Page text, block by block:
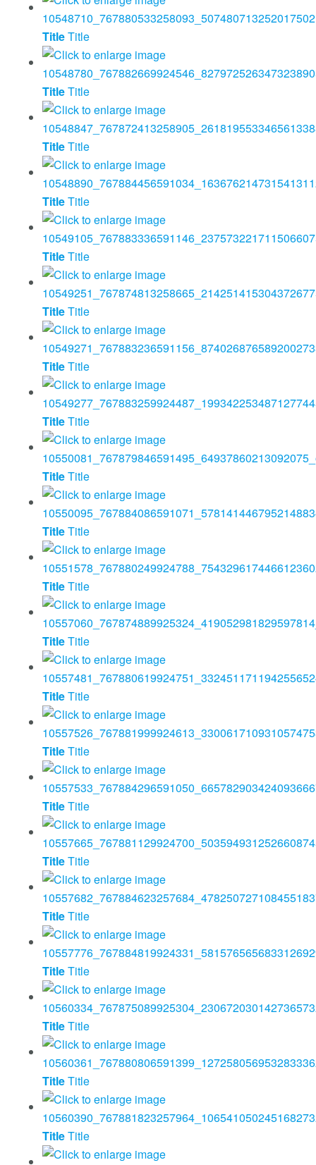
TitleTitle
TitleTitle
TitleTitle
TitleTitle
TitleTitle
TitleTitle
TitleTitle
TitleTitle
TitleTitle
TitleTitle
TitleTitle
TitleTitle
TitleTitle
TitleTitle
TitleTitle
TitleTitle
TitleTitle
TitleTitle
TitleTitle
TitleTitle
TitleTitle